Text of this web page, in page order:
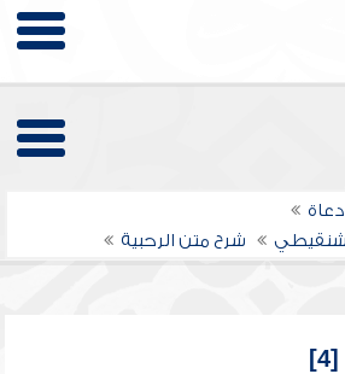
شرح متن الرحبية